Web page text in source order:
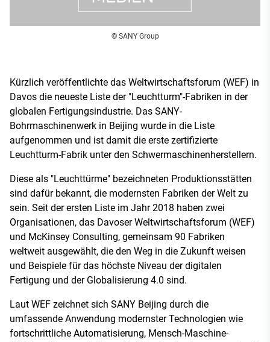
© SANY Group
Kürzlich veröffentlichte das Weltwirtschaftsforum (WEF) in
Davos die neueste Liste der "Leuchtturm"-Fabriken in der
globalen Fertigungsindustrie. Das SANY-
Bohrmaschinenwerk in Beijing wurde in die Liste
aufgenommen und ist damit die erste zertifizierte
Leuchtturm-Fabrik unter den Schwermaschinenherstellern.
Diese als "Leuchttürme" bezeichneten Produktionsstätten
sind dafür bekannt, die modernsten Fabriken der Welt zu
sein. Seit der ersten Liste im Jahr 2018 haben zwei
Organisationen, das Davoser Weltwirtschaftsforum (WEF)
und McKinsey Consulting, gemeinsam 90 Fabriken
weltweit ausgewählt, die den Weg in die Zukunft weisen
und Beispiele für das höchste Niveau der digitalen
Fertigung und der Globalisierung 4.0 sind.
Laut WEF zeichnet sich SANY Beijing durch die
umfassende Anwendung modernster Technologien wie
fortschrittliche Automatisierung, Mensch-Maschine-